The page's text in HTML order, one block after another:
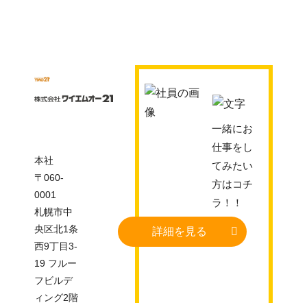
本社
〒060-
0001
札幌市中
央区北1条
西9丁目3-
19 フルー
フビルデ
ィング2階
一緒にお
仕事をし
てみたい
方はコチ
ラ！！
詳細を見る